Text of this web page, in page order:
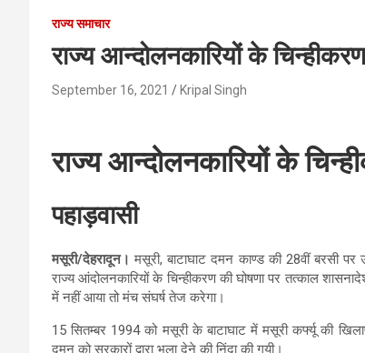
राज्य समाचार
राज्य आन्दोलनकारियों के
September 16, 2021 Kripal Singh
राज्य आन्दोलनकारियों के
पहाड़वासी
मसूरी/देहरादून। मसूरी, बाटाघाट दमन काण्ड की 28वीं बरसी
राज्य आंदोलनकारियों के चिन्हीकरण की घोषणा पर तत्काल
में नहीं आया तो मंच संघर्ष तेज करेगा।
15 सितम्बर 1994 को मसूरी के बाटाघाट में मसूरी कर्फ्यू की
दमन को सरकारों द्वारा भुला देने की निंदा की गयी।